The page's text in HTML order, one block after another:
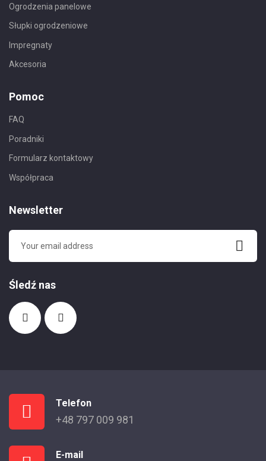
Ogrodzenia panelowe
Słupki ogrodzeniowe
Impregnaty
Akcesoria
Pomoc
FAQ
Poradniki
Formularz kontaktowy
Współpraca
Newsletter
Śledź nas
Telefon
+48 797 009 981
E-mail